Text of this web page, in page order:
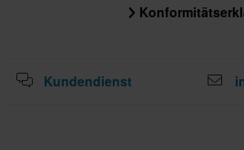
Kundendienst